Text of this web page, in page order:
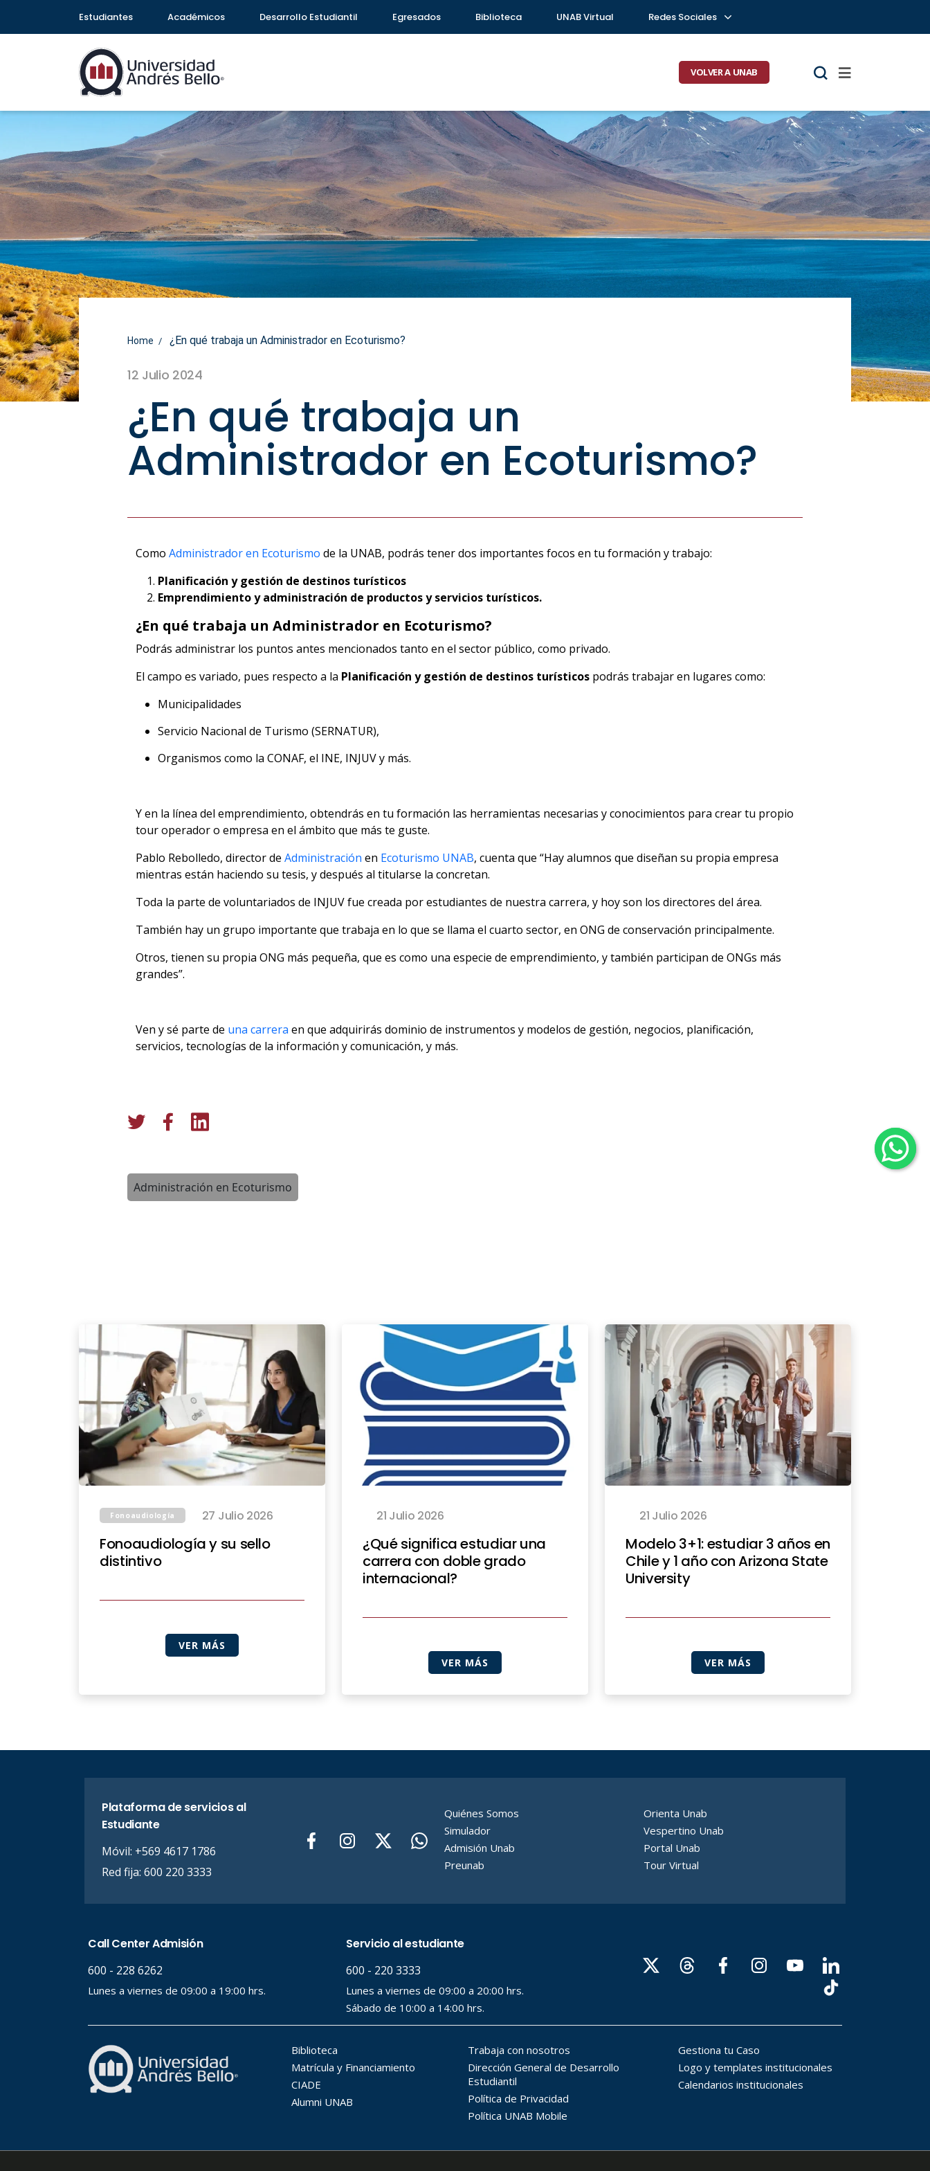
Estudiantes Académicos Desarrollo Estudiantil Egresados Biblioteca UNAB Virtual Redes Sociales
VOLVER A UNAB
Home ¿En qué trabaja un Administrador en Ecoturismo?
12 Julio 2024
¿En qué trabaja un
Administrador en Ecoturismo?
Como Administrador en Ecoturismo de la UNAB, podrás tener dos importantes focos en tu formación y trabajo:
Planificación y gestión de destinos turísticos
Emprendimiento y administración de productos y servicios turísticos.
¿En qué trabaja un Administrador en Ecoturismo?
Podrás administrar los puntos antes mencionados tanto en el sector público, como privado.
El campo es variado, pues respecto a la Planificación y gestión de destinos turísticos podrás trabajar en lugares como:
Municipalidades
Servicio Nacional de Turismo (SERNATUR),
Organismos como la CONAF, el INE, INJUV y más.
Y en la línea del emprendimiento, obtendrás en tu formación las herramientas necesarias y conocimientos para crear tu propio
tour operador o empresa en el ámbito que más te guste.
Pablo Rebolledo, director de Administración en Ecoturismo UNAB, cuenta que “Hay alumnos que diseñan su propia empresa
mientras están haciendo su tesis, y después al titularse la concretan.
Toda la parte de voluntariados de INJUV fue creada por estudiantes de nuestra carrera, y hoy son los directores del área.
También hay un grupo importante que trabaja en lo que se llama el cuarto sector, en ONG de conservación principalmente.
Otros, tienen su propia ONG más pequeña, que es como una especie de emprendimiento, y también participan de ONGs más
grandes”.
Ven y sé parte de una carrera en que adquirirás dominio de instrumentos y modelos de gestión, negocios, planificación,
servicios, tecnologías de la información y comunicación, y más.
Administración en Ecoturismo
Fonoaudiología 27 Julio 2026
Fonoaudiología y su sello
distintivo
VER MÁS
21 Julio 2026
¿Qué significa estudiar una
carrera con doble grado
internacional?
VER MÁS
21 Julio 2026
Modelo 3+1: estudiar 3 años en
Chile y 1 año con Arizona State
University
VER MÁS